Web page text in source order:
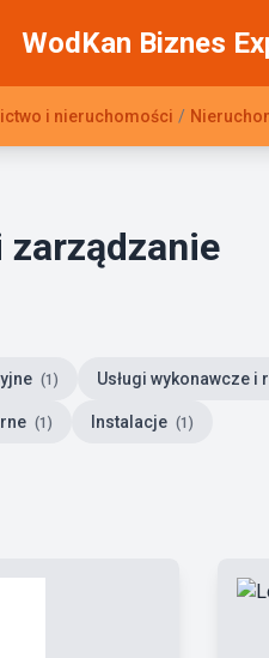
WodKan Biznes
i nieruchomości /
(1) Usługi wykonawcze i
(1) Instalacje (1)